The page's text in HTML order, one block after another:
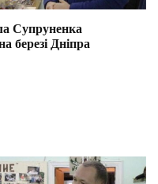
Супруненка
березі Дніпра